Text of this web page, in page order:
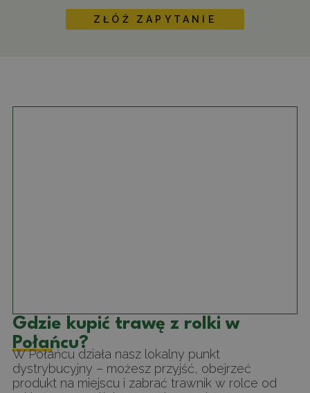
ZŁÓŻ ZAPYTANIE
Gdzie kupić trawę z rolki w
Połańcu?
W Połańcu działa nasz lokalny punkt
dystrybucyjny – możesz przyjść, obejrzeć
produkt na miejscu i zabrać trawnik w rolce od